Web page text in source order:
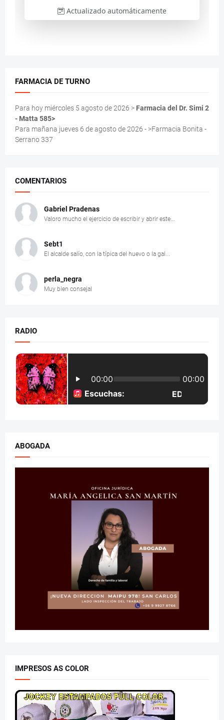
FARMACIA DE TURNO
Para hoy miércoles 5 agosto de 2026 > Farmacia del Dr. Simi 2
- Matta 585>
Para mañana jueves 6 de agosto de 2026 - >Farmacia Bonita -
Serrano 337
COMENTARIOS
Gabriel Pradenas
Valoro mucho el ejercicio de escribir y abrir este...
Sebt1
El alcalde salío, con la típica del huevo o la gal...
perla_negra
Muy bien consejal
RADIO
ABOGADA
IMPRESOS AS COLOR